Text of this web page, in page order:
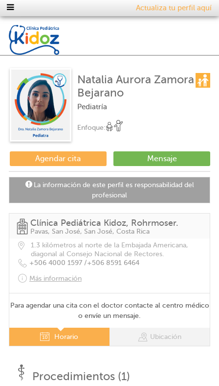
Actualiza tu perfil aquí
Natalia Aurora Zamora
Bejarano
Pediatría
Enfoque:
Agendar cita Mensaje
La información de este perfil es responsabilidad del
profesional
Clínica Pediátrica Kidoz, Rohrmoser.
Pavas, San José, San José, Costa Rica
1.3 kilómetros al norte de la Embajada Americana,
diagonal al Consejo Nacional de Rectores.
+506 4000 1597 /+506 8591 6464
Más información
Para agendar una cita con el doctor contacte al centro médico
o envíe un mensaje.
Horario Ubicación
Procedimientos (1)